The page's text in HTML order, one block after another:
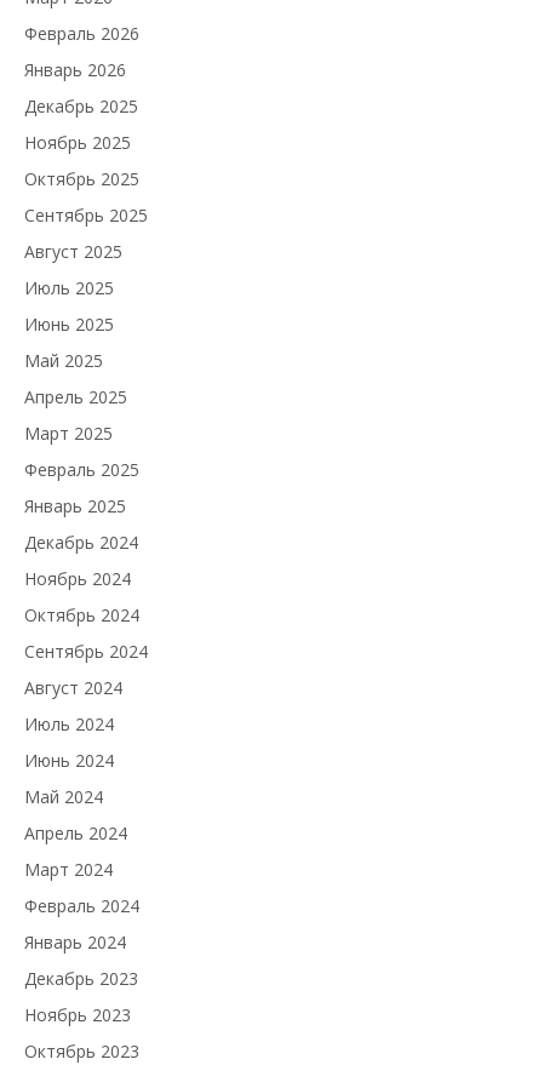
Февраль 2026
Январь 2026
Декабрь 2025
Ноябрь 2025
Октябрь 2025
Сентябрь 2025
Август 2025
Июль 2025
Июнь 2025
Май 2025
Апрель 2025
Март 2025
Февраль 2025
Январь 2025
Декабрь 2024
Ноябрь 2024
Октябрь 2024
Сентябрь 2024
Август 2024
Июль 2024
Июнь 2024
Май 2024
Апрель 2024
Март 2024
Февраль 2024
Январь 2024
Декабрь 2023
Ноябрь 2023
Октябрь 2023